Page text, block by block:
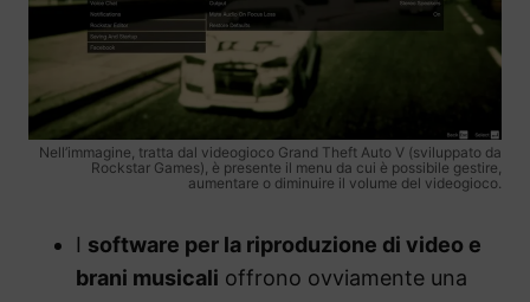
Nell’immagine, tratta dal videogioco Grand Theft Auto V (sviluppato da
Rockstar Games), è presente il menu da cui è possibile gestire,
aumentare o diminuire il volume del videogioco.
I software per la riproduzione di video e
brani musicali offrono ovviamente una